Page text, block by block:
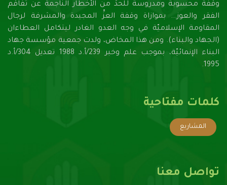
وقفة محسوبة ومدروسة للحدِّ من الأخطار الناجمة عن تفاقم
الفقر والعوز... بموازاة وقفة العزِّ المجيدة والمشرفة لرجال
المقاومة الإسلاميّة في وجه العدو الغادر ليتكامل العطاءان
(الجهاد والبناء). ومن هذا المخاض، ولدت جمعية مؤسسة جهاد
البناء الإنمائيّة، بموجب علم وخبر 239/أ.د 1988 تعديل 304/أ.د
1995.
كلمات مفتاحية
المشاريع
تواصل معنا